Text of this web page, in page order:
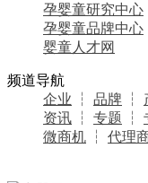
孕婴童研究中心
孕婴童品牌中心
婴童人才网
频道导航
企业 ┆ 品牌 ┆
资讯 ┆ 专题 ┆
微商机 ┆ 代理